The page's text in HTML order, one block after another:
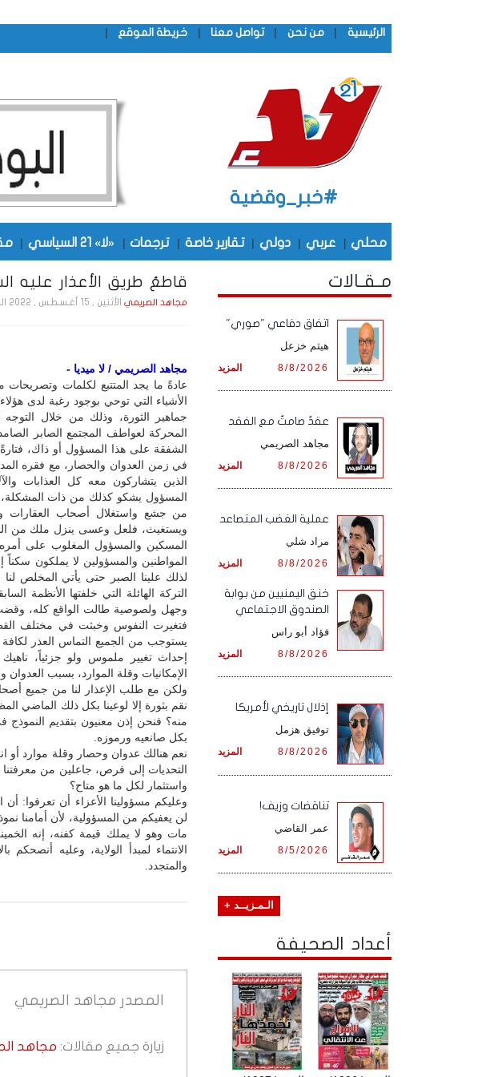
الرئيسية | من نحن | تواصل معنا | خريطة الموقع |
#خبر_وقضية
محلي | عربي | دولي | تقارير خاصة | ترجمات | «لا» 21 السياسي |
قاطعُ طريق الأعذار عليه
مجاهد الصريميالأثنين , 15 أغـسـطـس , 2022 الساعة 8:49:58 PM
مجاهد الصريمي / لا ميديا -
عادةً ما يجد المتتبع لكلمات
الأشياء التي توحي بوجود رغبة لدى
جماهير الثورة، وذلك من خلال
المحركة لعواطف المجتمع الصابر
الشفقة على هذا المسؤول أو ذاك،
في زمن العدوان والحصار، مع فقره
الذين يتشاركون معه كل العذابات
المسؤول يشكو كذلك من ذات المشكلة،
من جشع واستغلال أصحاب العقارات
ويستغيث، فلعل وعسى ينزل ملك من
المسكين والمسؤول المغلوب على
المواطنين والمسؤولين لا يملكون سكناً
لذلك علينا الصبر حتى يأتي المخلص
التركة الهائلة التي خلفتها الأنظمة
وجهل ولصوصية طالت الواقع كله، وقضت
فتغيرت النفوس وخبثت في مختلف
يستوجب من الجميع التماس العذر
إحداث تغيير ملموس ولو جزئياً،
الإمكانيات وقلة الموارد، بسبب العدوان
ولكن مع طلب الإعذار لنا من جميع
نقم بثورة إلا لوعينا بكل ذلك الماضي
منه؟ فنحن إذن معنيون بتقديم النموذج
بكل صانعيه ورموزه.
نعم هنالك عدوان وحصار وقلة موارد أو
التحديات إلى فرص، جاعلين من معرفتنا
واستثمار لكل ما هو متاح؟
وعليكم مسؤولينا الأعزاء أن
لن يعفيكم من المسؤولية، لأن أمامنا
مات وهو لا يملك قيمة كفنه، إنه
الانتماء لمبدأ الولاية، وعليه
والمتجدد.
المصدر مجاهد الصريمي
زيارة جميع مقالات: مجاهد
مـقـالات
اتفاق دفاعي "صوري"
هيثم خزعل
المزيد 8/8/2026
عقدٌ صامتٌ مع الفقد
مجاهد الصريمي
المزيد 8/8/2026
‏عملية الغضب المتصاعد
مراد شلي
المزيد 8/8/2026
خنق اليمنيين من بوابة
الصندوق الاجتماعي
فؤاد أبو راس
المزيد 8/8/2026
إذلال تاريخي لأمريكا
توفيق هزمل
المزيد 8/8/2026
تناقضات وزيف!
عمر القاضي
المزيد 8/5/2026
الـمـزيــد +
أعداد الصحيفة